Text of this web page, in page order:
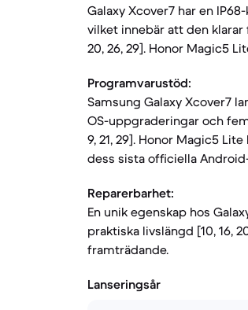
Galaxy Xcover7 har en
vilket innebär att den klarar
20, 26, 29]. Honor Magic5
Programvarustöd:
Samsung Galaxy Xcover7
OS-uppgraderingar och
9, 21, 29]. Honor Magic5
dess sista officiella
Reparerbarhet:
En unik egenskap hos
praktiska livslängd [10, 16,
framträdande.
Lanseringsår